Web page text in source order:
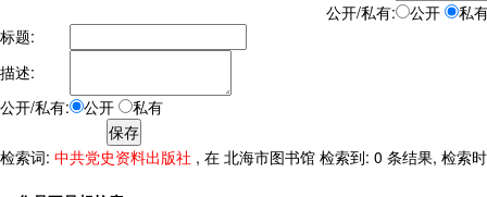
公开/私有: 公开
私
标题:
描述:
公开/私有:
公开 私有
检索词: 中共党史资料出版社 , 在 北海市图书馆 检索到: 0 条结果, 检索